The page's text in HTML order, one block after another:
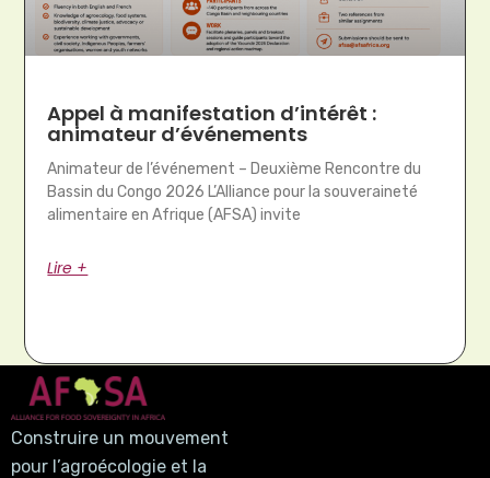
Appel à manifestation d’intérêt :
animateur d’événements
Animateur de l’événement – Deuxième Rencontre du
Bassin du Congo 2026 L’Alliance pour la souveraineté
alimentaire en Afrique (AFSA) invite
Lire +
Construire un mouvement
pour l’agroécologie et la